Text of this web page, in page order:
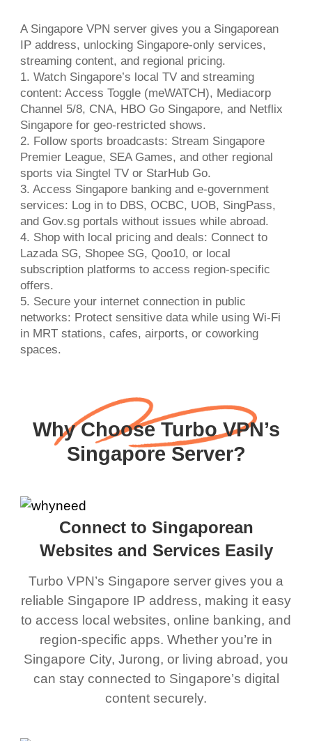
A Singapore VPN server gives you a Singaporean
IP address, unlocking Singapore-only services,
streaming content, and regional pricing.
1. Watch Singapore’s local TV and streaming
content: Access Toggle (meWATCH), Mediacorp
Channel 5/8, CNA, HBO Go Singapore, and Netflix
Singapore for geo-restricted shows.
2. Follow sports broadcasts: Stream Singapore
Premier League, SEA Games, and other regional
sports via Singtel TV or StarHub Go.
3. Access Singapore banking and e-government
services: Log in to DBS, OCBC, UOB, SingPass,
and Gov.sg portals without issues while abroad.
4. Shop with local pricing and deals: Connect to
Lazada SG, Shopee SG, Qoo10, or local
subscription platforms to access region-specific
offers.
5. Secure your internet connection in public
networks: Protect sensitive data while using Wi-Fi
in MRT stations, cafes, airports, or coworking
spaces.
Why Choose Turbo VPN’s
Singapore Server?
Connect to Singaporean
Websites and Services Easily
Turbo VPN’s Singapore server gives you a
reliable Singapore IP address, making it easy
to access local websites, online banking, and
region-specific apps. Whether you’re in
Singapore City, Jurong, or living abroad, you
can stay connected to Singapore’s digital
content securely.